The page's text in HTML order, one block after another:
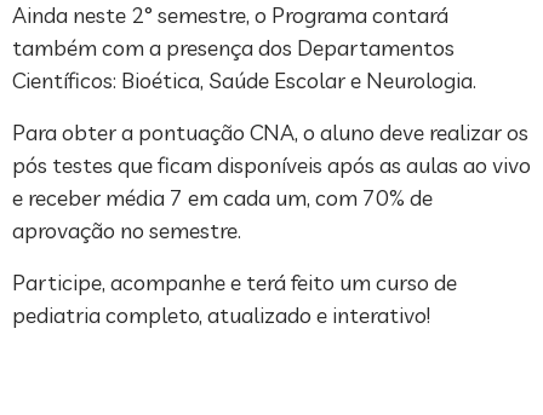
Ainda neste 2° semestre, o Programa contará
também com a presença dos Departamentos
Científicos: Bioética, Saúde Escolar e Neurologia.
Para obter a pontuação CNA, o aluno deve realizar os
pós testes que ficam disponíveis após as aulas ao vivo
e receber média 7 em cada um, com 70% de
aprovação no semestre.
Participe, acompanhe e terá feito um curso de
pediatria completo, atualizado e interativo!